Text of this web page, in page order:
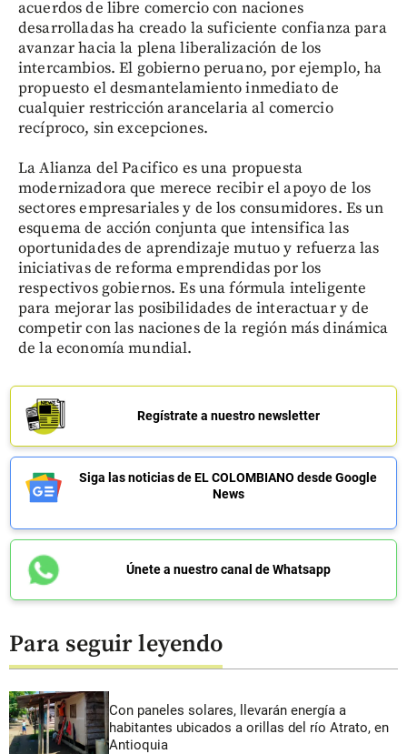
acuerdos de libre comercio con naciones
desarrolladas ha creado la suficiente confianza para
avanzar hacia la plena liberalización de los
intercambios. El gobierno peruano, por ejemplo, ha
propuesto el desmantelamiento inmediato de
cualquier restricción arancelaria al comercio
recíproco, sin excepciones.
La Alianza del Pacifico es una propuesta
modernizadora que merece recibir el apoyo de los
sectores empresariales y de los consumidores. Es un
esquema de acción conjunta que intensifica las
oportunidades de aprendizaje mutuo y refuerza las
iniciativas de reforma emprendidas por los
respectivos gobiernos. Es una fórmula inteligente
para mejorar las posibilidades de interactuar y de
competir con las naciones de la región más dinámica
de la economía mundial.
Regístrate a nuestro newsletter
Siga las noticias de EL COLOMBIANO desde Google
News
Únete a nuestro canal de Whatsapp
Para seguir leyendo
Con paneles solares, llevarán energía a
habitantes ubicados a orillas del río Atrato, en
Antioquia